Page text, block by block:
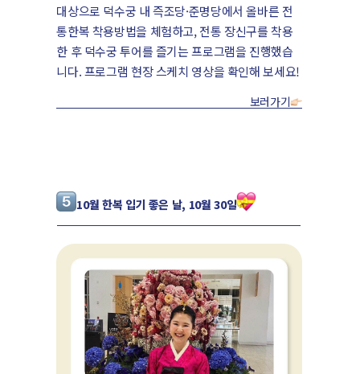
대상으로 덕수궁 내 즉조당·준명당에서 올바른 전
통한복 착용방법을 체험하고, 전통 장신구를 착용
한 후 덕수궁 투어를 즐기는 프로그램을 진행했습
니다. 프로그램 현장 스케치 영상을 확인해 보세요!
보러가기
10월 한복 입기 좋은 날, 10월 30일